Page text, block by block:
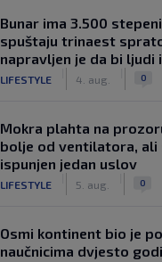
Bunar imа 3.500
spuštaju trinaest
napravljen je da bi ljudi
LIFESTYLE 4. aug. 0
Mokra plahta na
bolje od ventilatora, ali
ispunjen jedan uslov
LIFESTYLE 5. aug. 0
Osmi kontinent bio je
naučnicima dvjesto